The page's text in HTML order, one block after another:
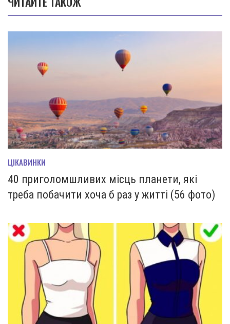
ЦІКАВИНКИ
40 приголомшливих місць планети, які
треба побачити хоча б раз у житті (56 фото)